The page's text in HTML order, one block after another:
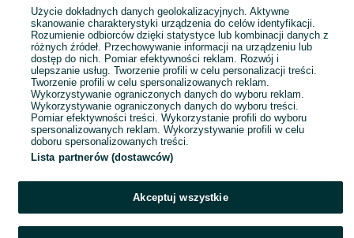
Warszawa, Targówek
23 lipca 2026
86
1 2 3 4
Użycie dokładnych danych geolokalizacyjnych. Aktywne
skanowanie charakterystyki urządzenia do celów identyfikacji.
Rozumienie odbiorców dzięki statystyce lub kombinacji danych z
różnych źródeł. Przechowywanie informacji na urządzeniu lub
dostęp do nich. Pomiar efektywności reklam. Rozwój i
ulepszanie usług. Tworzenie profili w celu personalizacji treści.
Tworzenie profili w celu spersonalizowanych reklam.
Wykorzystywanie ograniczonych danych do wyboru reklam.
Wykorzystywanie ograniczonych danych do wyboru treści.
Pomiar efektywności treści. Wykorzystanie profili do wyboru
spersonalizowanych reklam. Wykorzystywanie profili w celu
doboru spersonalizowanych treści.
Lista partnerów (dostawców)
Akceptuj wszystkie